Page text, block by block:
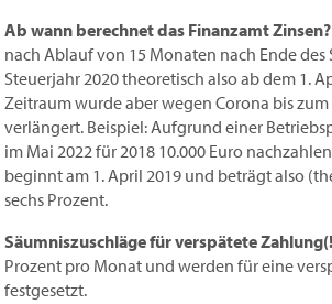
Ab wann berechnet das Finanzamt Zinsen?
nach Ablauf von 15 Monaten nach Ende des
Steuerjahr 2020 theoretisch also ab dem 1.
Zeitraum wurde aber wegen Corona bis zum
verlängert. Beispiel: Aufgrund einer
im Mai 2022 für 2018 10.000 Euro
beginnt am 1. April 2019 und beträgt also
sechs Prozent.
Säumniszuschläge für verspätete
Prozent pro Monat und werden für eine
festgesetzt.